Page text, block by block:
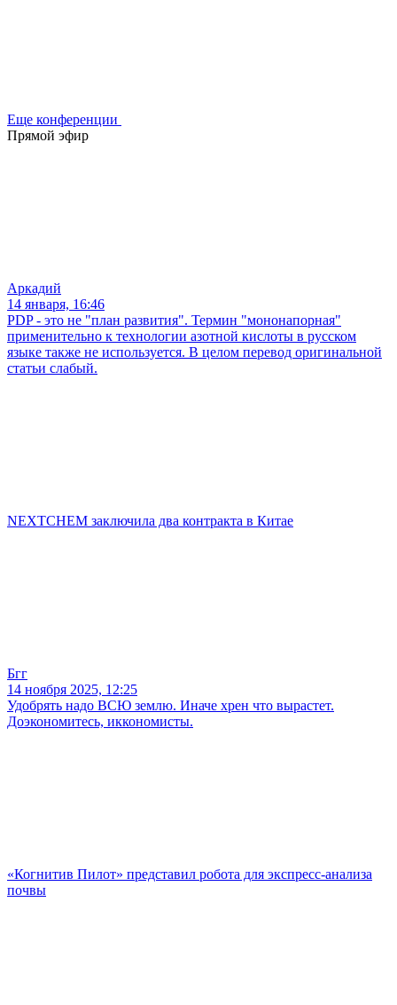
Еще конференции
Прямой эфир
Аркадий
14 января, 16:46
PDP - это не "план развития". Термин "мононапорная"
применительно к технологии азотной кислоты в русском
языке также не используется. В целом перевод оригинальной
статьи слабый.
NEXTCHEM заключила два контракта в Китае
Бгг
14 ноября 2025, 12:25
Удобрять надо ВСЮ землю. Иначе хрен что вырастет.
Доэкономитесь, иккономисты.
«Когнитив Пилот» представил робота для экспресс-анализа
почвы